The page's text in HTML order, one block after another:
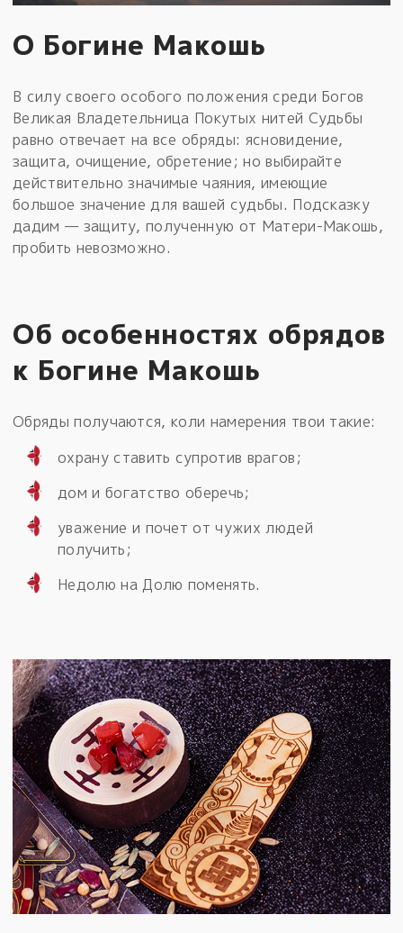
О Богине Макошь
В силу своего особого положения среди Богов
Великая Владетельница Покутых нитей Судьбы
равно отвечает на все обряды: ясновидение,
защита, очищение, обретение; но выбирайте
действительно значимые чаяния, имеющие
большое значение для вашей судьбы. Подсказку
дадим — защиту, полученную от Матери-Макошь,
пробить невозможно.
Об особенностях обрядов
к Богине Макошь
Обряды получаются, коли намерения твои такие:
охрану ставить супротив врагов;
дом и богатство оберечь;
уважение и почет от чужих людей
получить;
Недолю на Долю поменять.